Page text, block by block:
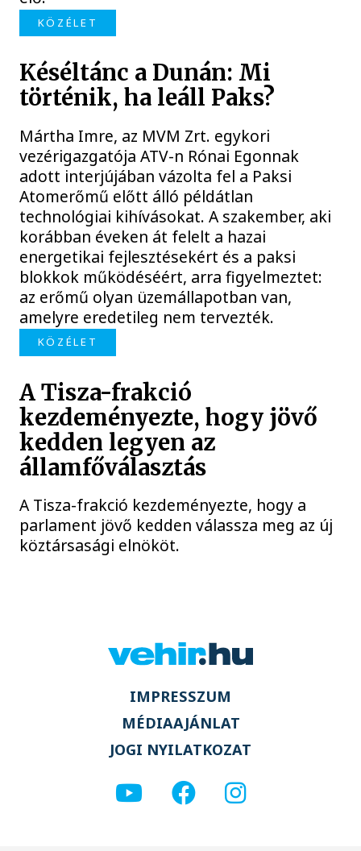
KÖZÉLET
Késéltánc a Dunán: Mi
történik, ha leáll Paks?
Mártha Imre, az MVM Zrt. egykori
vezérigazgatója ATV-n Rónai Egonnak
adott interjújában vázolta fel a Paksi
Atomerőmű előtt álló példátlan
technológiai kihívásokat. A szakember, aki
korábban éveken át felelt a hazai
energetikai fejlesztésekért és a paksi
blokkok működéséért, arra figyelmeztet:
az erőmű olyan üzemállapotban van,
amelyre eredetileg nem tervezték.
KÖZÉLET
A Tisza-frakció
kezdeményezte, hogy jövő
kedden legyen az
államfőválasztás
A Tisza-frakció kezdeményezte, hogy a
parlament jövő kedden válassza meg az új
köztársasági elnököt.
IMPRESSZUM
MÉDIAAJÁNLAT
JOGI NYILATKOZAT